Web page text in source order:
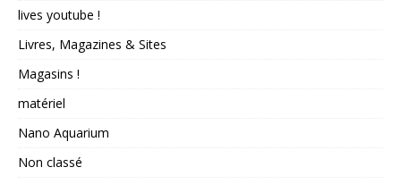
lives youtube !
Livres, Magazines & Sites
Magasins !
matériel
Nano Aquarium
Non classé